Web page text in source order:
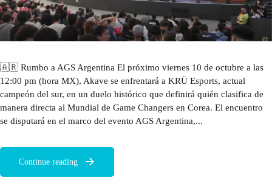
🇦🇷 Rumbo a AGS Argentina El próximo viernes 10 de octubre a las
12:00 pm (hora MX), Akave se enfrentará a KRÜ Esports, actual
campeón del sur, en un duelo histórico que definirá quién clasifica de
manera directa al Mundial de Game Changers en Corea. El encuentro
se disputará en el marco del evento AGS Argentina,...
Continue reading